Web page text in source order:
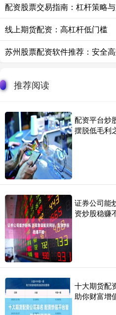
配资股票交易指南：杠杆策略
线上期货配资：高杠杆低门槛
苏州股票配资软件推荐：安全
推荐阅读
配资平台炒
摆脱低毛利
证券公司能
资炒股稳赚
十大期货配
助你财富增